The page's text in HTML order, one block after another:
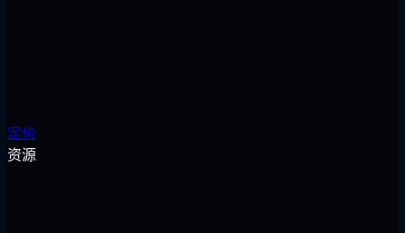
定价
资源